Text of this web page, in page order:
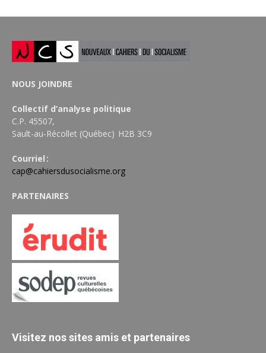
NOUS JOINDRE
Collectif d’analyse politique
C.P. 45507,
Sault-au-Récollet (Québec) H2B 3C9
Courriel :
cap@cahiersdusocialisme.org
PARTENAIRES
Visitez nos sites amis et partenaires